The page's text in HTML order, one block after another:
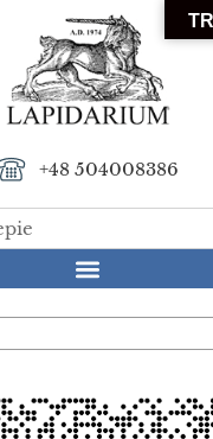
+48 504008386